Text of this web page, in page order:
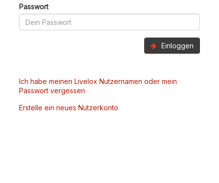
Passwort
Einloggen
Ich habe meinen Livelox Nutzernamen oder mein
Passwort vergessen
Erstelle ein neues Nutzerkonto